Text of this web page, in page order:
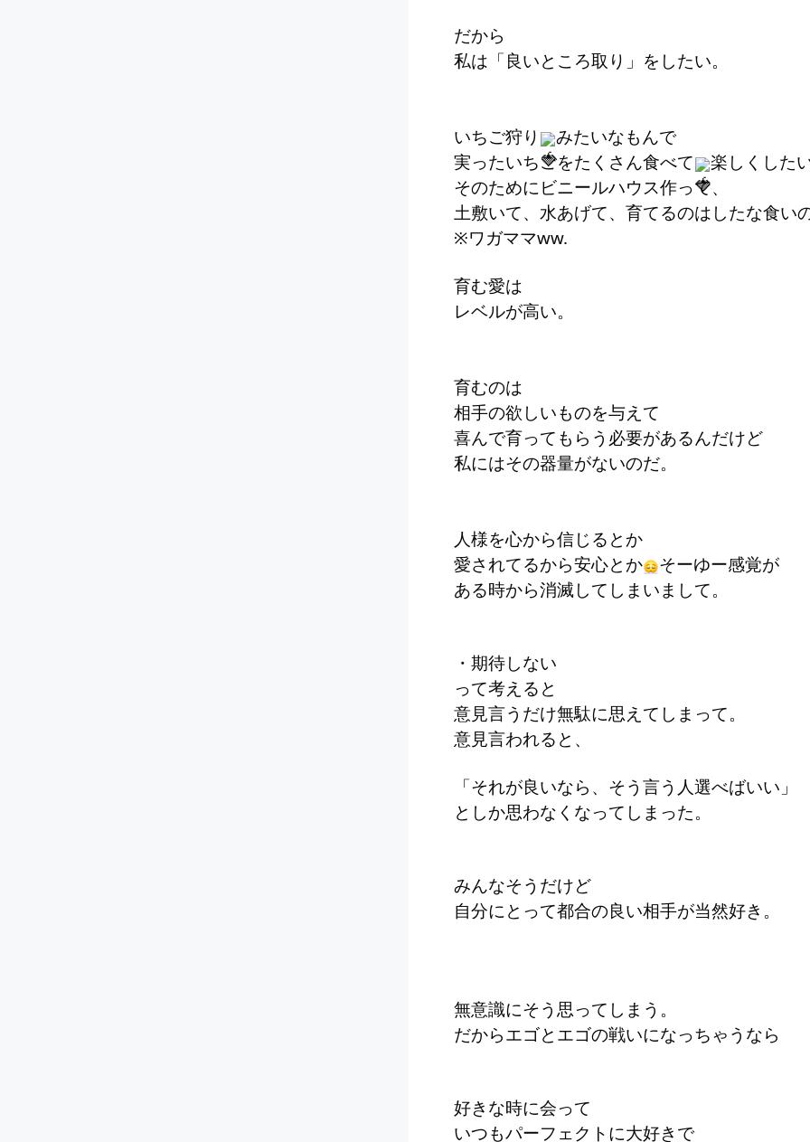
だから
私は「良いところ取り」をしたい。
いちご狩り
みたいなもんで
実ったいちごをたくさん食べて
楽しくした
そのためにビニールハウス作って、
土敷いて、水あげて、育てるのはしたな食い
※ワガママww.
育む愛は
レベルが高い。
育むのは
相手の欲しいものを与えて
喜んで育ってもらう必要があるんだけど
私にはその器量がないのだ。
人様を心から信じるとか
愛されてるから安心とか
そーゆー感覚が
ある時から消滅してしまいまして。
・期待しない
って考えると
意見言うだけ無駄に思えてしまって。
意見言われると、
「それが良いなら、そう言う人選べばいい」
としか思わなくなってしまった。
みんなそうだけど
自分にとって都合の良い相手が当然好き。
無意識にそう思ってしまう。
だからエゴとエゴの戦いになっちゃうなら
好きな時に会って
いつもパーフェクトに大好きで